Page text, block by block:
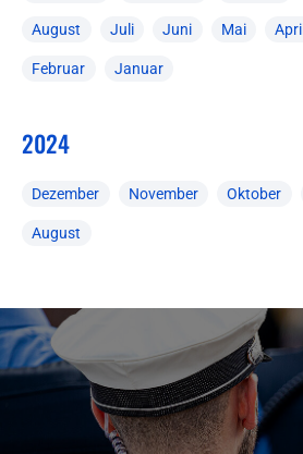
August Juli Juni Mai April
Februar Januar
2024
Dezember November Oktober
August